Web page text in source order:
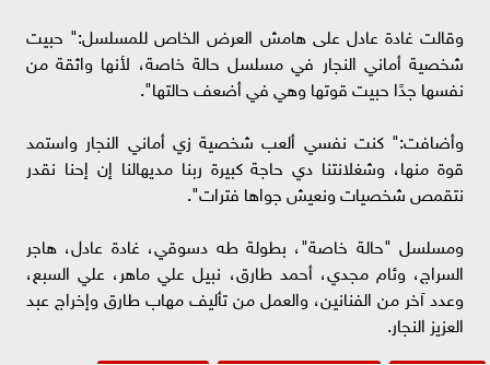
وقالت غادة عادل على هامش العرض الخاص للمسلسل:" حبيت
شخصية أماني النجار في مسلسل حالة خاصة، لأنها واثقة من
نفسها جدًا حبيت قوتها وهي في أضعف حالتها".
وأضافت:" كنت نفسي ألعب شخصية زي أماني النجار واستمد
قوة منها، وشغلانتنا دي حاجة كبيرة ربنا مديهالنا إن إحنا نقدر
نتقمص شخصيات ونعيش جواها فترات".
ومسلسل "حالة خاصة"، بطولة طه دسوقي، غادة عادل، هاجر
السراج، وئام مجدي، أحمد طارق، نبيل علي ماهر، علي السبع،
وعدد آخر من الفنانين، والعمل من تأليف مهاب طارق وإخراج عبد
العزيز النجار.